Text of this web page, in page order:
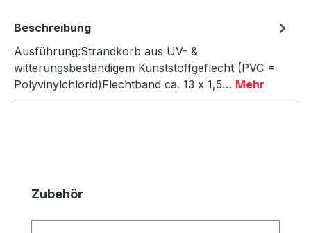
Beschreibung
Ausführung:Strandkorb aus UV- &
witterungsbeständigem Kunststoffgeflecht (PVC =
Polyvinylchlorid)Flechtband ca. 13 x 1,5… Mehr
Produktgalerie überspringen
Zubehör